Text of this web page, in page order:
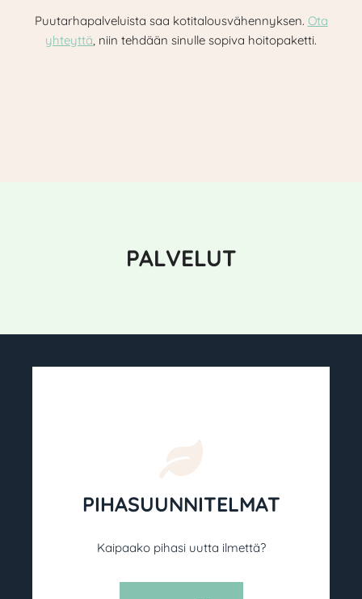
Puutarhapalveluista saa kotitalousvähennyksen. Ota
yhteyttä, niin tehdään sinulle sopiva hoitopaketti.
PALVELUT
PIHA­SUUNNITELMAT
Kaipaako pihasi uutta ilmettä?